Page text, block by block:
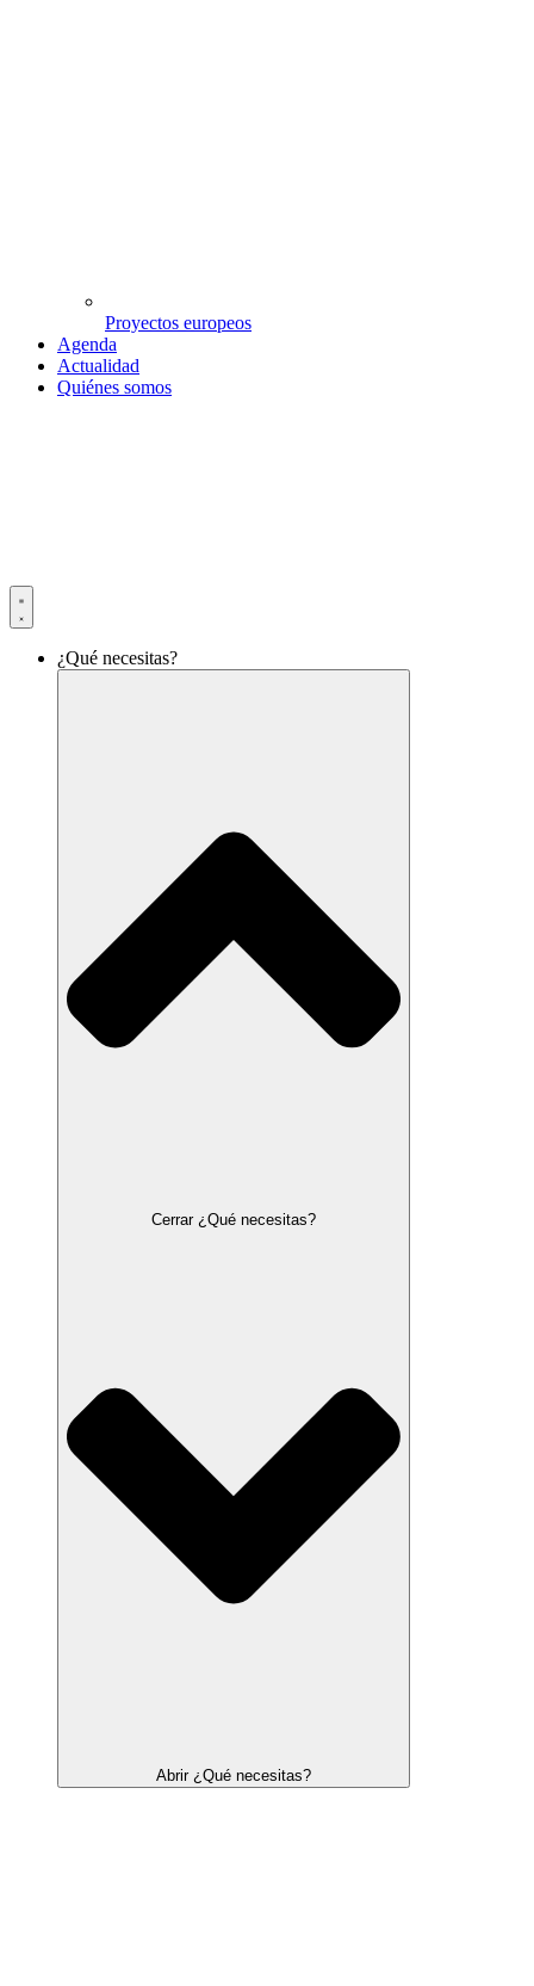
Proyectos europeos
Agenda
Actualidad
Quiénes somos
¿Qué necesitas?
Cerrar ¿Qué necesitas?
Abrir ¿Qué necesitas?